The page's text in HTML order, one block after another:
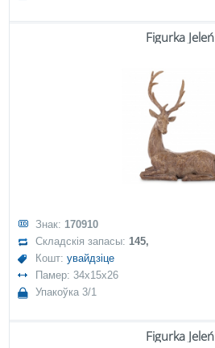
Figurka Jeleń
Знак: 170910
Складскія запасы:145,
Кошт:увайдзіце
Памер: 34x15x26
Упакоўка 3/1
Figurka Jeleń